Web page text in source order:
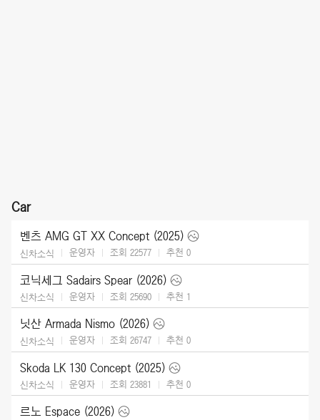
Car
벤츠 AMG GT XX Concept (2025)
신차소식 운영자 조회 22577 추천 0
코닉세그 Sadairs Spear (2026)
신차소식 운영자 조회 25690 추천 1
닛산 Armada Nismo (2026)
신차소식 운영자 조회 26747 추천 0
Skoda LK 130 Concept (2025)
신차소식 운영자 조회 23881 추천 0
르노 Espace (2026)